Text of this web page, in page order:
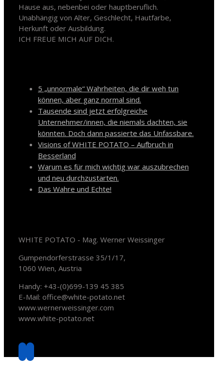
Hause aus, nebenbei oder hauptberuflich.
Unabhängig von Alter, Geschlecht, Hautfarbe,
Herkunft oder Ausbildung.
ICH FREUE MICH AUF DICH.
5 „unnormale“ Wahrheiten, die dir weh tun
können, aber ganz normal sind.
Tausende sind jetzt erfolgreiche
Unternehmer/innen, die niemals dachten, sie
könnten. Doch dann passierte das Unfassbare.
Visions of WHITE POTATO – Aufbruch in
Besserland
Warum es für mich wichtig war auszubrechen
und neu durchzustarten.
Das Wahre und Echte!
WHITE POTATO - Mag. Werner Weissinger
Gumpendorferstrasse 35/1/17,
1060 Wien, Austria
Handy: +43-(0)699-139 45 385
E-Mail: office@white-potato.net
www.wernerweissinger.com
www.white-potato.net